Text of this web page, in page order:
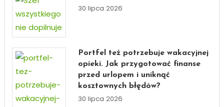
30 lipca 2026
Portfel też potrzebuje wakacyjnej
opieki. Jak przygotować finanse
przed urlopem i uniknąć
kosztownych błędów?
30 lipca 2026